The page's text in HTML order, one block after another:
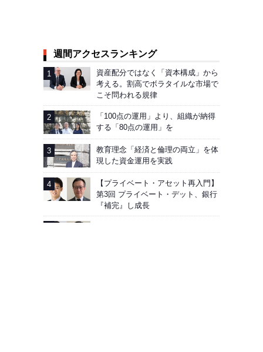
週間アクセスランキング
資産配分ではなく「資本構成」から
考える。割高でボラタイルな市場で
こそ問われる規律
「100点の運用」より、組織が納得
する「80点の運用」を
教育理念「経済と倫理の両立」を体
現した資金運用を実践
【プライベート・アセット再入門】
第3回 プライベート・デット、銀行
『補完』し成長